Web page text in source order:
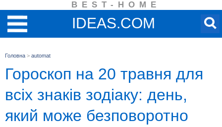
BEST-HOME
IDEAS.COM
Головна > automat
Гороскоп на 20 травня для
всіх знаків зодіаку: день,
який може безповоротно